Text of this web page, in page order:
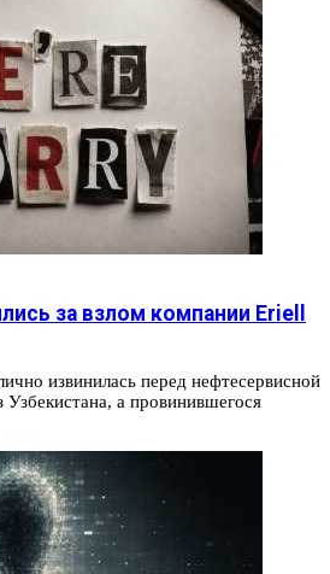
за взлом компании Eriell
извинилась перед нефтесервисной
а провинившегося